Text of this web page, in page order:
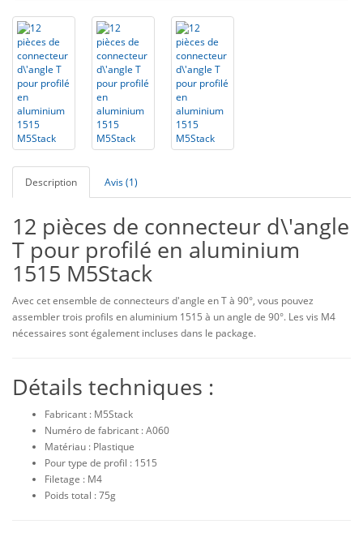
Description Avis (1)
12 pièces de connecteur d\'angle
T pour profilé en aluminium
1515 M5Stack
Avec cet ensemble de connecteurs d'angle en T à 90°, vous pouvez
assembler trois profils en aluminium 1515 à un angle de 90°. Les vis M4
nécessaires sont également incluses dans le package.
Détails techniques :
Fabricant : M5Stack
Numéro de fabricant : A060
Matériau : Plastique
Pour type de profil : 1515
Filetage : M4
Poids total : 75g